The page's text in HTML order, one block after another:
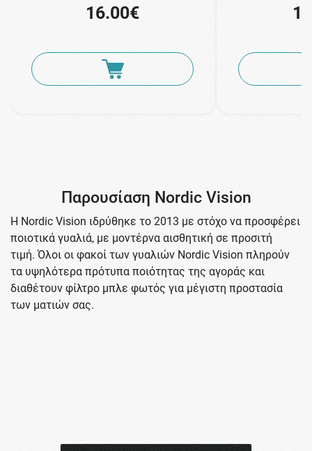
16.00€
Παρουσίαση Nordic Vision
Η Nordic Vision ιδρύθηκε το 2013 με στόχο να προσφέρει
ποιοτικά γυαλιά, με μοντέρνα αισθητική σε προσιτή
τιμή. Όλοι οι φακοί των γυαλιών Nordic Vision πληρούν
τα υψηλότερα πρότυπα ποιότητας της αγοράς και
διαθέτουν φίλτρο μπλε φωτός για μέγιστη προστασία
των ματιών σας.